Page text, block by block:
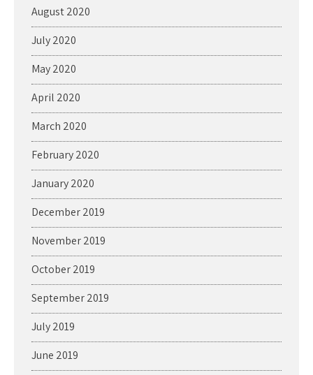
August 2020
July 2020
May 2020
April 2020
March 2020
February 2020
January 2020
December 2019
November 2019
October 2019
September 2019
July 2019
June 2019